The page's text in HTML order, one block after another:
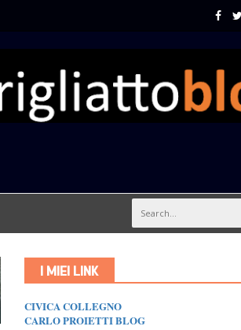
I MIEI LINK
CIVICA COLLEGNO
CARLO PROIETTI BLOG